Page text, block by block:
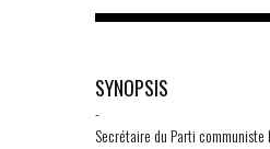
SYNOPSIS
-
Secrétaire du Parti